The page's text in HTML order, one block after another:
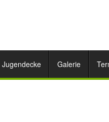
Jugendecke Galerie